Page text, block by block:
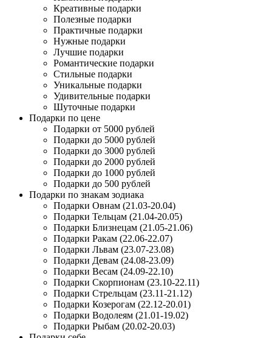
Креативные подарки
Полезные подарки
Практичные подарки
Нужные подарки
Лучшие подарки
Романтические подарки
Стильные подарки
Уникальные подарки
Удивительные подарки
Шуточные подарки
Подарки по цене
Подарки от 5000 рублей
Подарки до 5000 рублей
Подарки до 3000 рублей
Подарки до 2000 рублей
Подарки до 1000 рублей
Подарки до 500 рублей
Подарки по знакам зодиака
Подарки Овнам (21.03-20.04)
Подарки Тельцам (21.04-20.05)
Подарки Близнецам (21.05-21.06)
Подарки Ракам (22.06-22.07)
Подарки Львам (23.07-23.08)
Подарки Девам (24.08-23.09)
Подарки Весам (24.09-22.10)
Подарки Скорпионам (23.10-22.11)
Подарки Стрельцам (23.11-21.12)
Подарки Козерогам (22.12-20.01)
Подарки Водолеям (21.01-19.02)
Подарки Рыбам (20.02-20.03)